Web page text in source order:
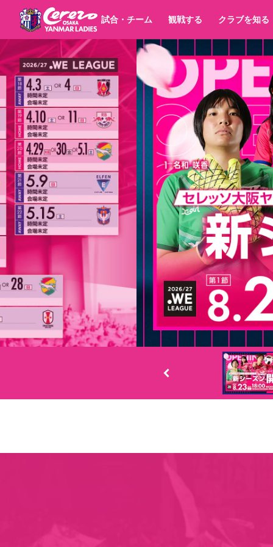
試合・チーム
試合日程 / 結果 順位表
選手・スタッフ スケジュール アクセス セレッソ大阪 ア
観戦する
チケット情報 価格・席種 シーズンシート
キッズ向けサービス 観戦マナー&ルール
YANMAR HANASAKA STADIUM
クラブを知る
クラブ紹介 シーズン記録
パートナー・スポンサー一覧
スポーツクラブ
すべて チーム グッズ チケット イベント パートナー